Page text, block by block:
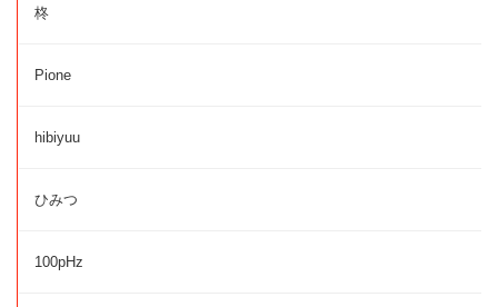
柊
Pione
hibiyuu
ひみつ
100pHz